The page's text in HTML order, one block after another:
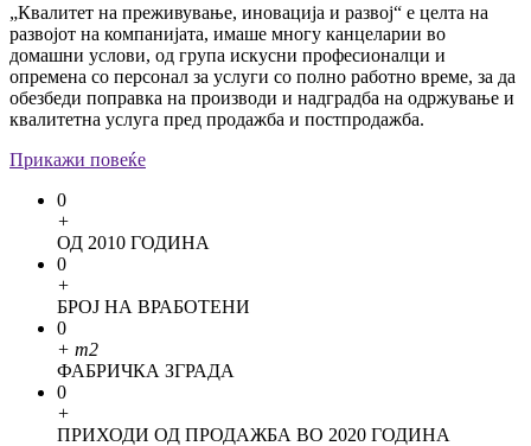
„Квалитет на преживување, иновација и развој“ е целта на
развојот на компанијата, имаше многу канцеларии во
домашни услови, од група искусни професионалци и
опремена со персонал за услуги со полно работно време, за да
обезбеди поправка на производи и надградба на одржување и
квалитетна услуга пред продажба и постпродажба.
Прикажи повеќе
0
+
ОД 2010 ГОДИНА
0
+
БРОЈ НА ВРАБОТЕНИ
0
+ m2
ФАБРИЧКА ЗГРАДА
0
+
ПРИХОДИ ОД ПРОДАЖБА ВО 2020 ГОДИНА